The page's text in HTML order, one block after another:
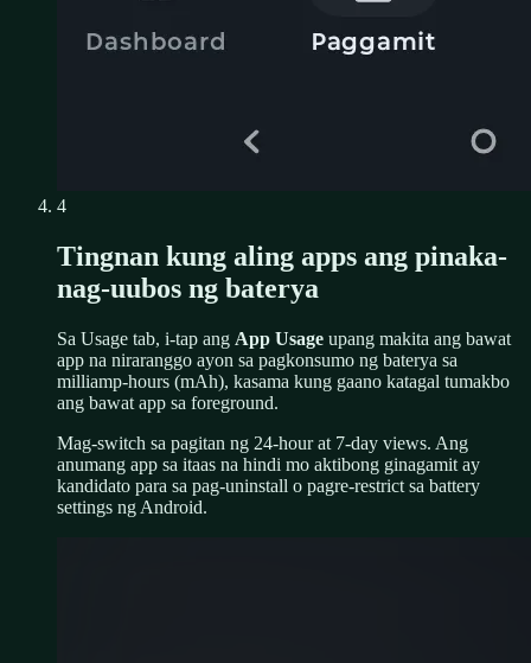
4
Tingnan kung aling apps ang pinaka-
nag-uubos ng baterya
Sa Usage tab, i-tap ang App Usage upang makita ang bawat
app na niraranggo ayon sa pagkonsumo ng baterya sa
milliamp-hours (mAh), kasama kung gaano katagal tumakbo
ang bawat app sa foreground.
Mag-switch sa pagitan ng 24-hour at 7-day views. Ang
anumang app sa itaas na hindi mo aktibong ginagamit ay
kandidato para sa pag-uninstall o pagre-restrict sa battery
settings ng Android.